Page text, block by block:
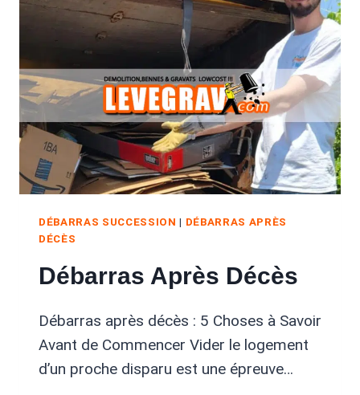
DÉBARRAS SUCCESSION | DÉBARRAS APRÈS
DÉCÈS
Débarras Après Décès
Débarras après décès : 5 Choses à Savoir
Avant de Commencer Vider le logement
d’un proche disparu est une épreuve…